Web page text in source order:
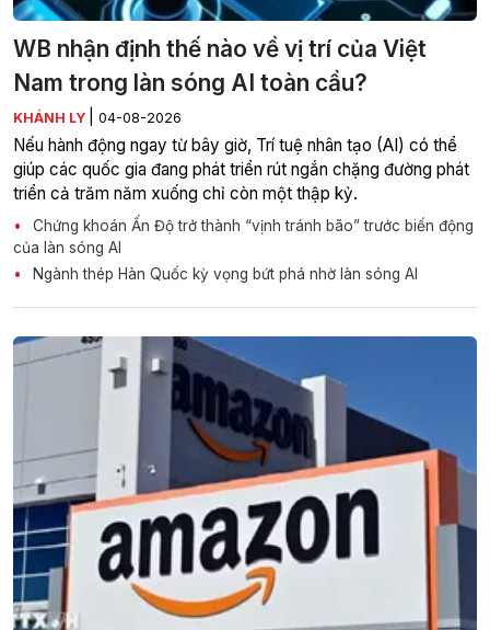
WB nhận định thế nào về vị trí của Việt
Nam trong làn sóng AI toàn cầu?
KHÁNH LY 04-08-2026
Nếu hành động ngay từ bây giờ, Trí tuệ nhân tạo (AI) có thể
giúp các quốc gia đang phát triển rút ngắn chặng đường phát
triển cả trăm năm xuống chỉ còn một thập kỷ.
Chứng khoán Ấn Độ trở thành “vịnh tránh bão” trước biến động
của làn sóng AI
Ngành thép Hàn Quốc kỳ vọng bứt phá nhờ làn sóng AI